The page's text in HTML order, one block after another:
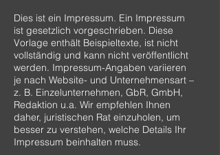
Dies ist ein Impressum. Ein Impressum
ist gesetzlich vorgeschrieben. Diese
Vorlage enthält Beispieltexte, ist nicht
vollständig und kann nicht veröffentlicht
werden. Impressum-Angaben variieren
je nach Website- und Unternehmensart –
z. B. Einzelunternehmen, GbR, GmbH,
Redaktion u.a. Wir empfehlen Ihnen
daher, juristischen Rat einzuholen, um
besser zu verstehen, welche Details Ihr
Impressum beinhalten muss.